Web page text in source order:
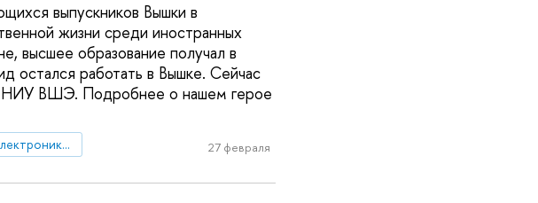
выпускников Вышки в
жизни среди иностранных
высшее образование получал в
работать в Вышке. Сейчас
НИУ ВШЭ. Подробнее о нашем герое
Московский институт электроники и математики им. А.Н. Тихонова 27 февраля